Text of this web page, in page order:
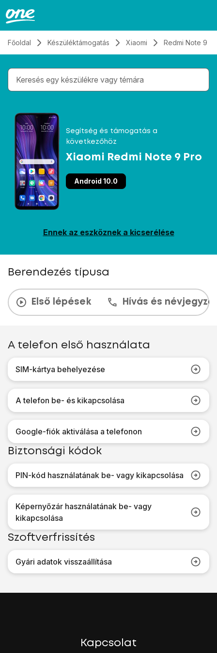
Főoldal Készüléktámogatás Xiaomi Redmi Note 9
Gépelés közben megjelennek a keresési
Segítség és támogatás a
következőhöz
Xiaomi Redmi Note 9 Pro
Android 10.0
Ennek az eszköznek a kicserélése
Berendezés típusa
Első lépések Hívás és
A telefon első használata
SIM-kártya behelyezése
A telefon be- és kikapcsolása
Google-fiók aktiválása a telefonon
Biztonsági kódok
PIN-kód használatának be- vagy kikapcsolása
Képernyőzár használatának be- vagy
kikapcsolása
Szoftverfrissítés
Gyári adatok visszaállítása
Kapcsolat